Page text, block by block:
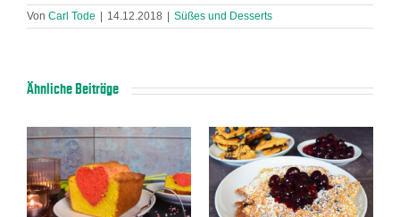
Von Carl Tode 14.12.2018 Süßes und Desserts
Ähnliche Beiträge